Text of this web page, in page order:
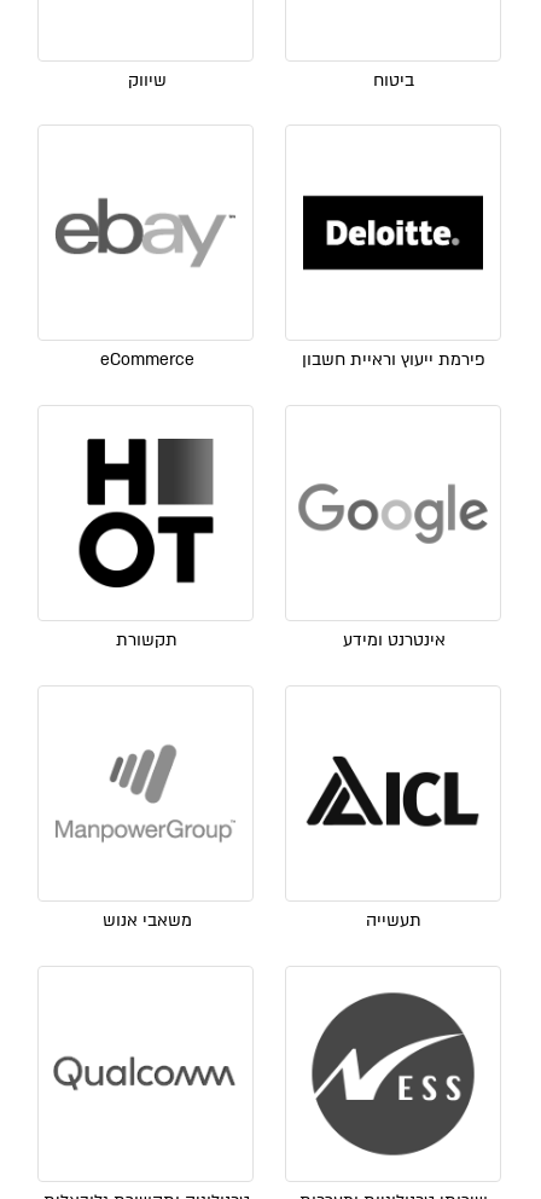
ביטוח שיווק
פירמת ייעוץ וראיית חשבון eCommerce
אינטרנט ומידע תקשורת
תעשייה משאבי אנוש